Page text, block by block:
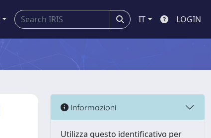
IT LOGIN
Informazioni
Utilizza questo identificativo per